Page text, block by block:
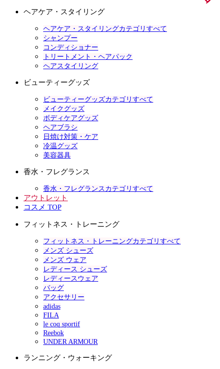
ヘアケア・スタイリング
ヘアケア・スタイリングカテゴリすべて
シャンプー
コンディショナー
トリートメント・ヘアパック
ヘアスタイリング
ビューティーグッズ
ビューティーグッズカテゴリすべて
メイクグッズ
ボディケアグッズ
ヘアブラシ
日焼け対策・ケア
冷温グッズ
美容器具
香水・フレグランス
香水・フレグランスカテゴリすべて
アウトレット
コスメ TOP
フィットネス・トレーニング
フィットネス・トレーニングカテゴリすべて
メンズ シューズ
メンズ ウェア
レディース シューズ
レディースウェア
バッグ
アクセサリー
adidas
FILA
le coq sportif
Reebok
UNDER ARMOUR
ランニング・ウォーキング